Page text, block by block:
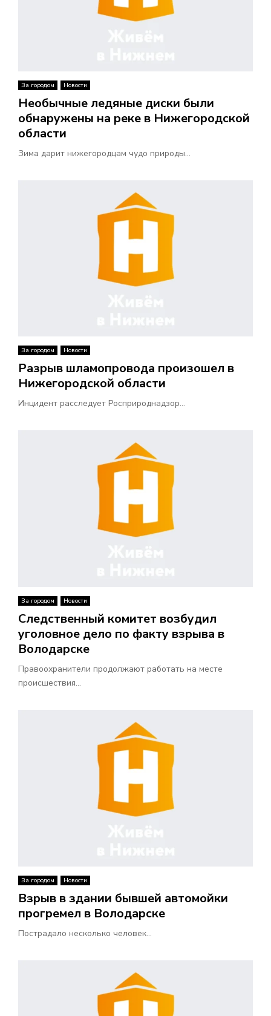
За городом Новости
Необычные ледяные диски были
обнаружены на реке в Нижегородской
области
Зима дарит нижегородцам чудо природы...
За городом Новости
Разрыв шламопровода произошел в
Нижегородской области
Инцидент расследует Росприроднадзор...
За городом Новости
Следственный комитет возбудил
уголовное дело по факту взрыва в
Володарске
Правоохранители продолжают работать на месте
происшествия...
За городом Новости
Взрыв в здании бывшей автомойки
прогремел в Володарске
Пострадало несколько человек...